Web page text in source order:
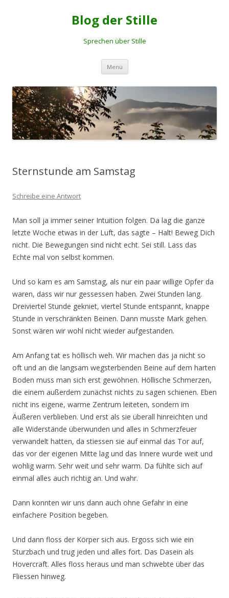
Blog der Stille
Sprechen über Stille
Menü Springe
Inhalt
Sternstunde am Samstag
Schreibe eine Antwort
Man soll ja immer seiner Intuition folgen. Da lag die ganze
letzte Woche etwas in der Luft, das sagte – Halt! Beweg Dich
nicht. Die Bewegungen sind nicht echt. Sei still. Lass das
Echte mal von selbst kommen.
Und so kam es am Samstag, als nur ein paar willige Opfer da
waren, dass wir nur gessessen haben. Zwei Stunden lang.
Dreiviertel Stunde gekniet, viertel Stunde entspannt, knappe
Stunde in verschränkten Beinen. Dann musste Mark gehen.
Sonst wären wir wohl nicht wieder aufgestanden.
Am Anfang tat es höllisch weh. Wir machen das ja nicht so
oft und an die langsam wegsterbenden Beine auf dem harten
Boden muss man sich erst gewöhnen. Höllische Schmerzen,
die einem außerdem zunächst nichts zu sagen schienen. Eben
nicht ins eigene, warme Zentrum leiteten, sondern im
Äußeren verblieben. Und erst als sie überall hinreichten und
alle Widerstände überwunden und alles in Schmerzfeuer
verwandelt hatten, da stiessen sie auf einmal das Tor auf,
das vor der eigenen Mitte lag und das Innere wurde weit und
wohlig warm. Sehr weit und sehr warm. Da fühlte sich auf
einmal alles auch richtig an. Und wahr.
Dann konnten wir uns dann auch ohne Gefahr in eine
einfachere Position begeben.
Und dann floss der Körper sich aus. Ergoss sich wie ein
Sturzbach und trug jeden und alles fort. Das Dasein als
Hovercraft. Alles floss heraus und man schwebte über das
Fliessen hinweg.